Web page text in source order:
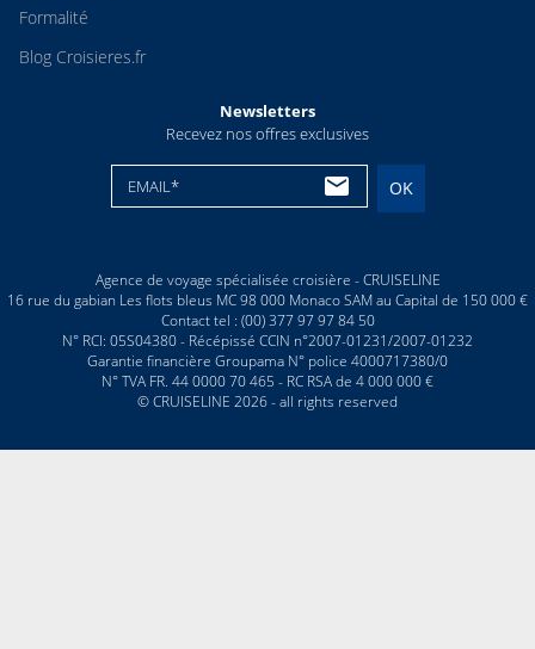
Formalité
Blog Croisieres.fr
Newsletters
Recevez nos offres exclusives
EMAIL* OK
Agence de voyage spécialisée croisière - CRUISELINE
16 rue du gabian Les flots bleus MC 98 000 Monaco SAM au Capital de 150 000 €
Contact tel : (00) 377 97 97 84 50
N° RCI: 05S04380 - Récépissé CCIN n°2007-01231/2007-01232
Garantie financière Groupama N° police 4000717380/0
N° TVA FR. 44 0000 70 465 - RC RSA de 4 000 000 €
© CRUISELINE 2026 - all rights reserved